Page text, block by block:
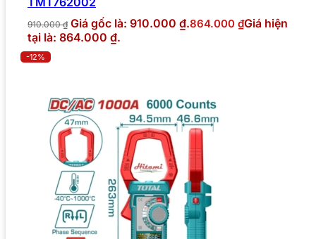
910.000₫ Giá gốc là: 910.000 ₫.864.000 ₫Giá hiện
tại là: 864.000 ₫.
-12%